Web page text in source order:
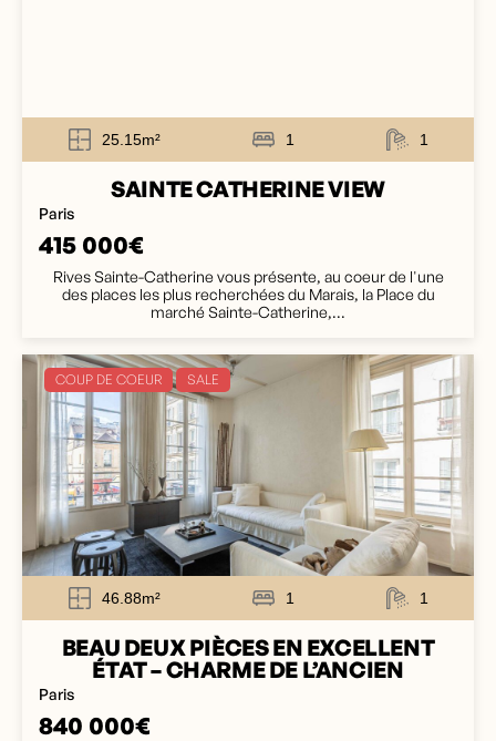
25.15m² 1 1
SAINTE CATHERINE VIEW
Paris
415 000€
Rives Sainte-Catherine vous présente, au coeur de l'une
des places les plus recherchées du Marais, la Place du
marché Sainte-Catherine,...
COUP DE COEUR SALE
46.88m² 1 1
BEAU DEUX PIÈCES EN EXCELLENT
ÉTAT – CHARME DE L’ANCIEN
Paris
840 000€